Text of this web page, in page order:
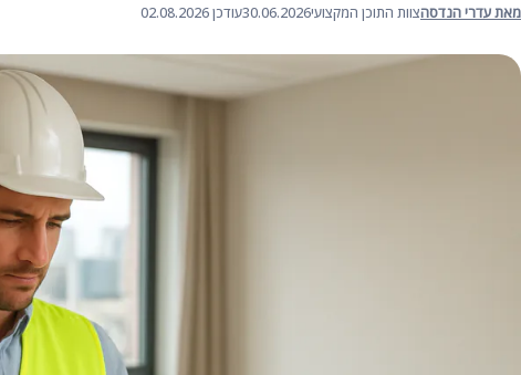
מאת עדרי הנדסהצוות התוכן המקצועי30.06.2026עודכן 02.08.2026